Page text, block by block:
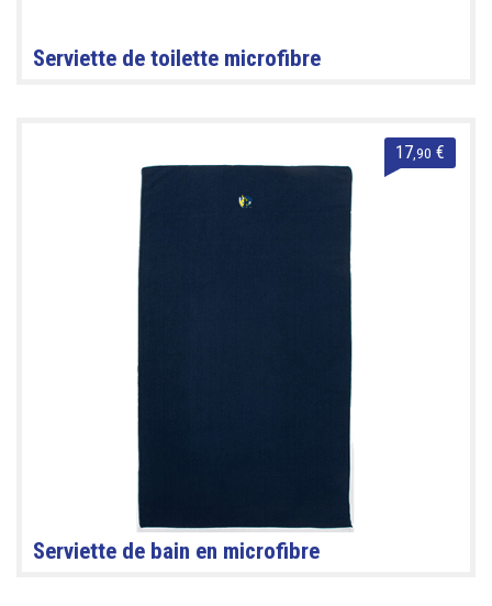
Serviette de toilette microfibre
17,90 €
Serviette de bain en microfibre